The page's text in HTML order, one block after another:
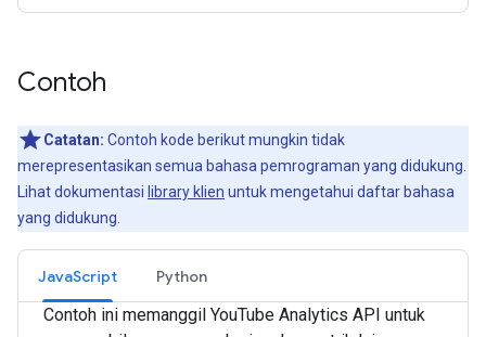
Contoh
Catatan: Contoh kode berikut mungkin tidak
merepresentasikan semua bahasa pemrograman yang didukung.
Lihat dokumentasi library klien untuk mengetahui daftar bahasa
yang didukung.
JavaScript Python
Contoh ini memanggil YouTube Analytics API untuk